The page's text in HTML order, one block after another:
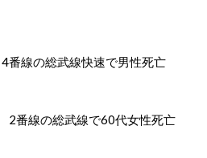
線の総武線快速で男性死亡
番線の総武線で60代女性死亡